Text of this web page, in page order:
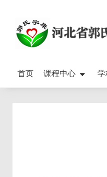
首页 课程中心 学